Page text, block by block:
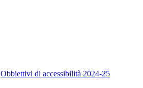
Obbiettivi di accessibilità 2024-25